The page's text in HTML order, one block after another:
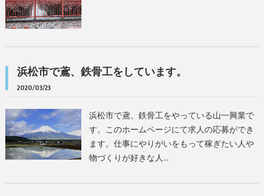
浜松市で鳶、鉄骨工をしています。
2020/03/23
浜松市で鳶、鉄骨工をやっている山一興業で
す。このホームページにて求人の応募ができ
ます。仕事にやりがいをもって稼ぎたい人や
物づくりが好きな人…